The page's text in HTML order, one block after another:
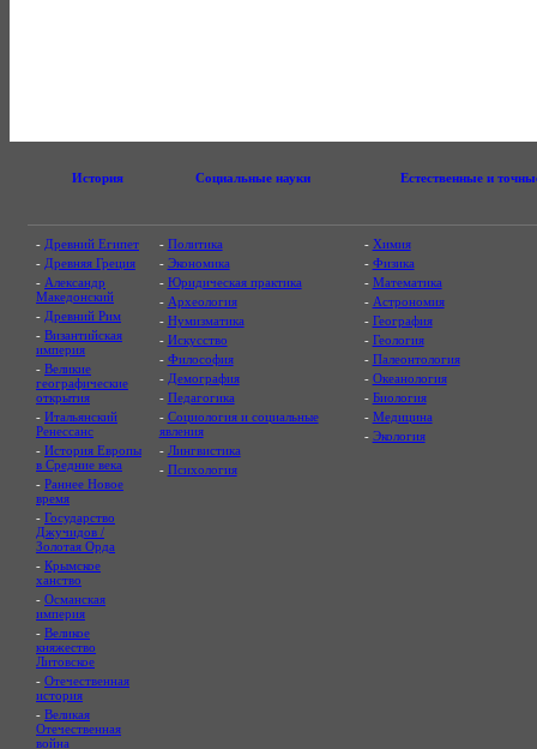
История Социальные науки Естественные и
- Древний Египет
- Древняя Греция
- Александр
Македонский
- Древний Рим
- Византийская
империя
- Великие
географические
открытия
- Итальянский
Ренессанс
- История Европы
в Средние века
- Раннее Новое
время
- Государство
Джучидов /
Золотая Орда
- Крымское
ханство
- Османская
империя
- Великое
княжество
Литовское
- Отечественная
история
- Великая
Отечественная
война
- Политика
- Экономика
- Юридическая практика
- Археология
- Нумизматика
- Искусство
- Философия
- Демография
- Педагогика
- Социология и социальные
явления
- Лингвистика
- Психология
- Химия
- Физика
- Математика
- Астрономия
- География
- Геология
- Палеонтология
- Океанология
- Биология
- Медицина
- Экология